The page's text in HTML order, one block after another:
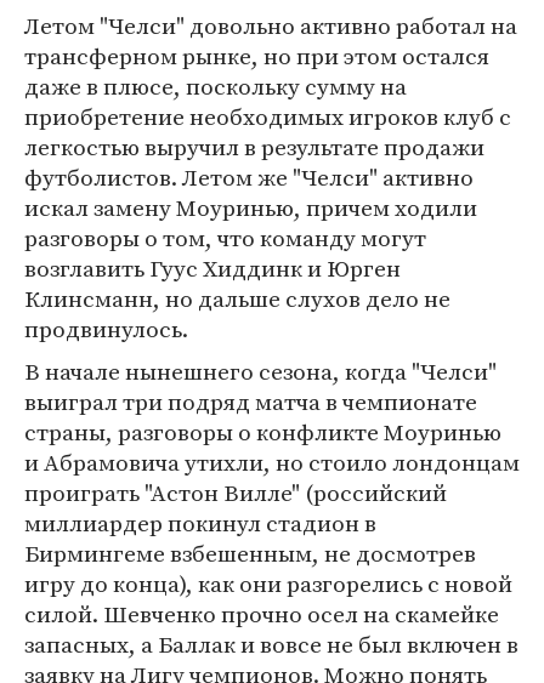
Летом "Челси" довольно активно работал на
трансферном рынке, но при этом остался
даже в плюсе, поскольку сумму на
приобретение необходимых игроков клуб с
легкостью выручил в результате продажи
футболистов. Летом же "Челси" активно
искал замену Моуринью, причем ходили
разговоры о том, что команду могут
возглавить Гуус Хиддинк и Юрген
Клинсманн, но дальше слухов дело не
продвинулось.
В начале нынешнего сезона, когда "Челси"
выиграл три подряд матча в чемпионате
страны, разговоры о конфликте Моуринью
и Абрамовича утихли, но стоило лондонцам
проиграть "Астон Вилле" (российский
миллиардер покинул стадион в
Бирмингеме взбешенным, не досмотрев
игру до конца), как они разгорелись с новой
силой. Шевченко прочно осел на скамейке
запасных, а Баллак и вовсе не был включен в
заявку на Лигу чемпионов. Можно понять